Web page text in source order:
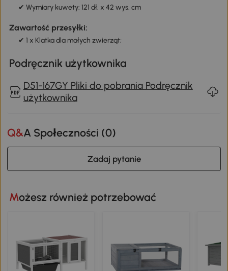
✔ Wymiary kuwety: 121 dł. x 42 wys. cm
Zawartość przesyłki:
✔ 1 x Klatka dla małych zwierząt;
Podręcznik użytkownika
D51-167GY Pliki do pobrania Podręcznik
użytkownika
Q&A Społeczności (0)
Zadaj pytanie
Możesz również potrzebować